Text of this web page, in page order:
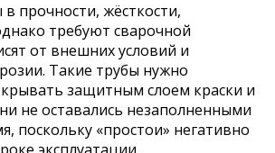
прочности, жёсткости,
требуют сварочной
от внешних условий и
Такие трубы нужно
защитным слоем краски и
не оставались незаполненными
поскольку «простои» негативно